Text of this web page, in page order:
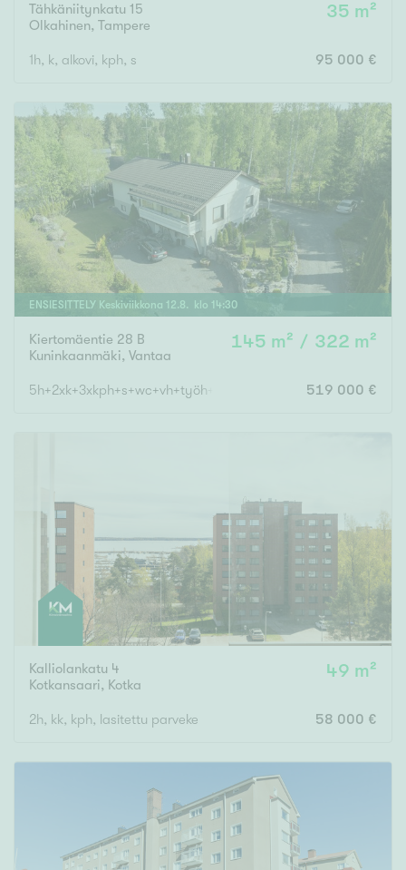
Tähkäniitynkatu 15
Olkahinen, Tampere
35 m²
1h, k, alkovi, kph, s 95 000 €
ENSIESITTELY Keskiviikkona 12.8. klo 14:30
Kiertomäentie 28 B
Kuninkaanmäki, Vantaa
145 m² / 322 m²
5h+2xk+3xkph+s+wc+vh+työh+khh+2xvarastoh.+autotalli
519 000 €
Kalliolankatu 4
Kotkansaari, Kotka
49 m²
2h, kk, kph, lasitettu parveke 58 000 €